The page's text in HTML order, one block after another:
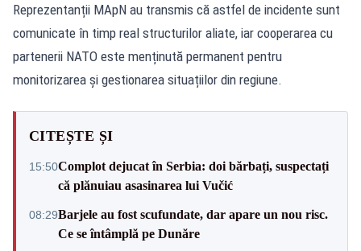
Reprezentanții MApN au transmis că astfel de incidente sunt
comunicate în timp real structurilor aliate, iar cooperarea cu
partenerii NATO este menținută permanent pentru
monitorizarea și gestionarea situațiilor din regiune.
CITEȘTE ȘI
15:50Complot dejucat în Serbia: doi bărbați, suspectați
că plănuiau asasinarea lui Vučić
08:29Barjele au fost scufundate, dar apare un nou risc.
Ce se întâmplă pe Dunăre